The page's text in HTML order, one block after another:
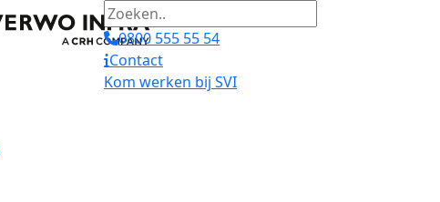
0800 555 55 54
Contact
Kom werken bij SVI